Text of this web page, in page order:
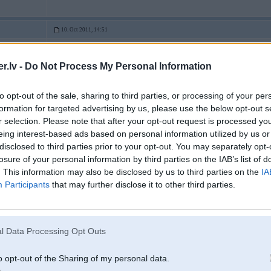
- Do Not Process My Personal Information
opt-out of the sale, sharing to third parties, or processing of your
for targeted advertising by us, please use the below opt-out
selection. Please note that after your opt-out request is processed
interest-based ads based on personal information utilized by us
to third parties prior to your opt-out. You may separately
of your personal information by third parties on the IAB’s list of
This information may also be disclosed by us to third parties on the
Participants that may further disclose it to other third parties.
Data Processing Opt Outs
opt-out of the Sharing of my personal data.
10. Oct 2011, 14:51
tik vēlviens + , mēģini nopelnīt darot to, kas patīk, jo ja mēģināsi pelnīt ar
Ja nu vienīgā motivācija ir nenormāls žūksnis $$$
10. Oct 2011, 14:54
10 Oct 2011, 14:48:47 adolfs rakstīja:
10 Oct 2011, 14:29:45 ryder_e28 rakstīja:
Varbūt kāds veiksmīgs biznesmenis, var padalīties idejās, kā sākāt
ar chomu panjeemaam kriitu bankaa, katram pa iXam un ofisa telpas